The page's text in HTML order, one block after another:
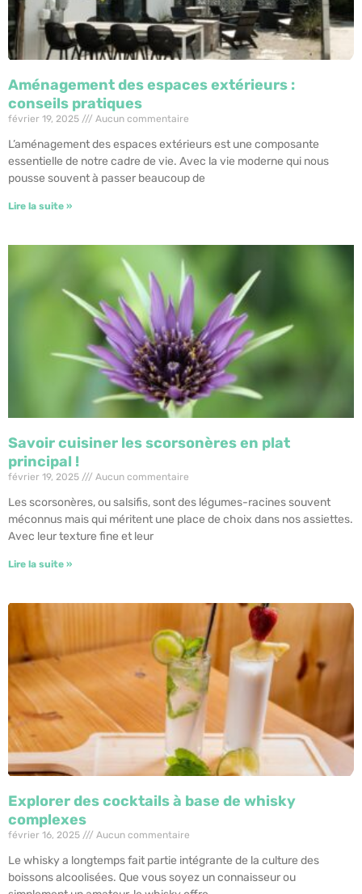
Aménagement des espaces extérieurs :
conseils pratiques
février 19, 2025 Aucun commentaire
L’aménagement des espaces extérieurs est une composante
essentielle de notre cadre de vie. Avec la vie moderne qui nous
pousse souvent à passer beaucoup de
Lire la suite »
Savoir cuisiner les scorsonères en plat
principal !
février 19, 2025 Aucun commentaire
Les scorsonères, ou salsifis, sont des légumes-racines souvent
méconnus mais qui méritent une place de choix dans nos assiettes.
Avec leur texture fine et leur
Lire la suite »
Explorer des cocktails à base de whisky
complexes
février 16, 2025 Aucun commentaire
Le whisky a longtemps fait partie intégrante de la culture des
boissons alcoolisées. Que vous soyez un connaisseur ou